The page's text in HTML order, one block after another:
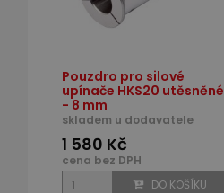
Pouzdro pro silové
upínače HKS20 utěsněné
- 8 mm
skladem u dodavatele
1 580 Kč
cena bez DPH
DO KOŠÍKU